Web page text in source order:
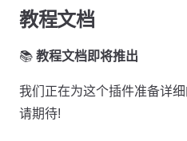
教程文档
📚 教程文档即将推出
我们正在为这个插件准备详
请期待!